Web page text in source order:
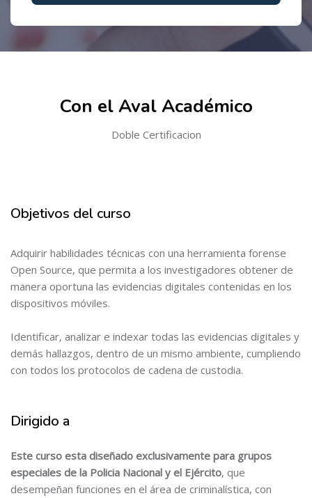
Con el Aval Académico
Doble Certificacion
Salta [Cocoon] About (Text 2 Columns)
Objetivos del curso
Adquirir habilidades técnicas con una herramienta forense
Open Source, que permita a los investigadores obtener de
manera oportuna las evidencias digitales contenidas en los
dispositivos móviles.
Identificar, analizar e indexar todas las evidencias digitales y
demás hallazgos, dentro de un mismo ambiente, cumpliendo
con todos los protocolos de cadena de custodia.
Dirigido a
Este curso esta diseñado exclusivamente para grupos
especiales de la Policia Nacional y el Ejército, que
desempeñan funciones en el área de criminalística, con